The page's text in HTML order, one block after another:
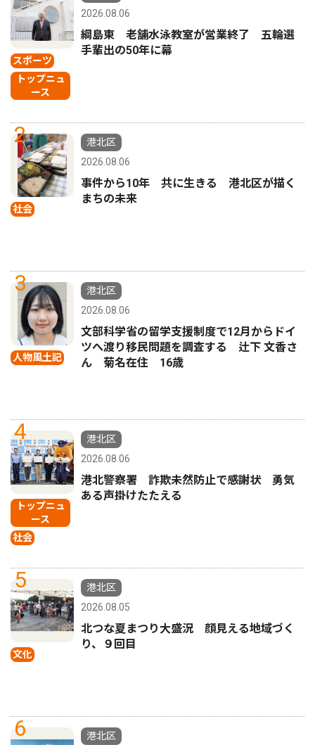
スポーツ
トップニュ
ース
2026.08.06
綱島東 老舗水泳教室が営業終了 五輪選
手輩出の50年に幕
2
社会
港北区
2026.08.06
事件から10年 共に生きる 港北区が描く
まちの未来
3
人物風土記
港北区
2026.08.06
文部科学省の留学支援制度で12月からドイ
ツへ渡り移民問題を調査する 辻下 文香さ
ん 菊名在住 16歳
4
トップニュ
ース
社会
港北区
2026.08.06
港北警察署 詐欺未然防止で感謝状 勇気
ある声掛けたたえる
5
文化
港北区
2026.08.05
北つな夏まつり大盛況 顔見える地域づく
り、９回目
6
港北区